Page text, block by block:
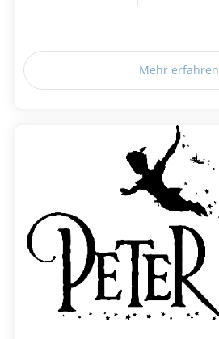
Mehr erfahren